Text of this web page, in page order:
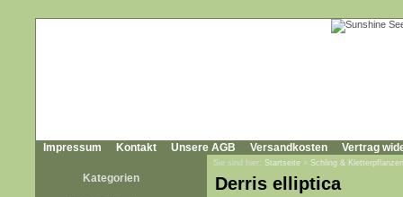
Impressum Kontakt Unsere AGB Versandkosten Vertrag
Kategorien
Sie sind hier: Startseite » Schling & Kletterpflanzen
Derris elliptica